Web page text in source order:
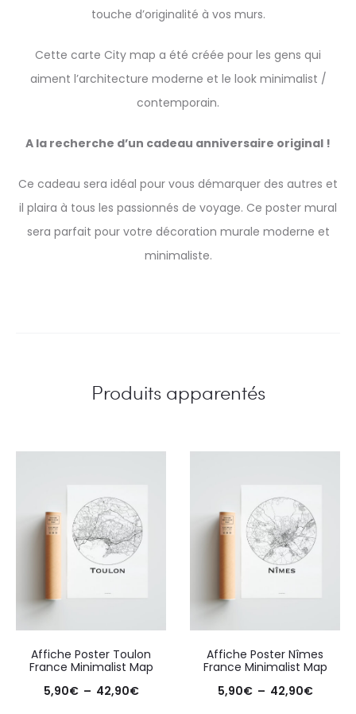
touche d’originalité à vos murs.
Cette carte City map a été créée pour les gens qui
aiment l’architecture moderne et le look minimalist /
contemporain.
A la recherche d’un cadeau anniversaire original !
Ce cadeau sera idéal pour vous démarquer des autres et
il plaira à tous les passionnés de voyage. Ce poster mural
sera parfait pour votre décoration murale moderne et
minimaliste.
Produits apparentés
Affiche Poster Toulon
France Minimalist Map
5,90€ – 42,90€Plage
Affiche Poster Nîmes
France Minimalist Map
5,90€ – 42,90€Plage